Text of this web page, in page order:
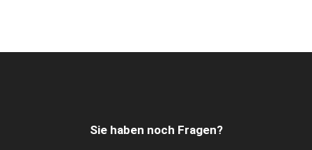
Sie haben noch Fragen?